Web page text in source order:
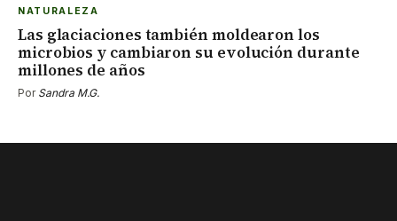
NATURALEZA
Las glaciaciones también moldearon los
microbios y cambiaron su evolución durante
millones de años
Por Sandra M.G.